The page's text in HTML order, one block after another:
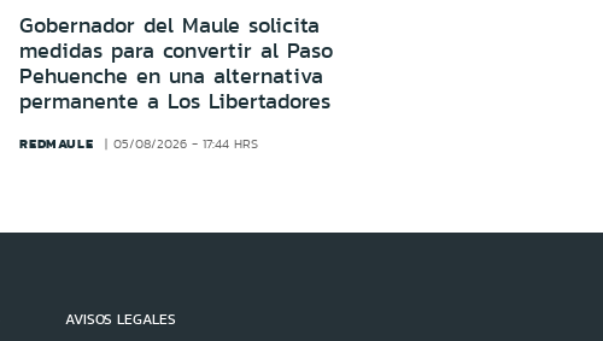
Gobernador del Maule solicita
medidas para convertir al Paso
Pehuenche en una alternativa
permanente a Los Libertadores
REDMAULE 05/08/2026 - 17:44 HRS
AVISOS LEGALES